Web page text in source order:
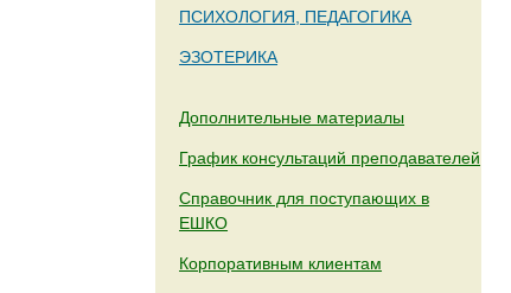
ПСИХОЛОГИЯ, ПЕДАГОГИКА
ЭЗОТЕРИКА
Дополнительные материалы
График консультаций преподавателей
Справочник для поступающих в
ЕШКО
Корпоративным клиентам